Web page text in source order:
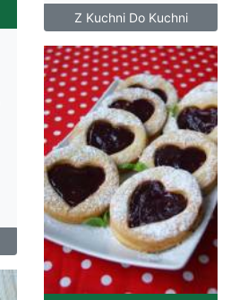
Z Kuchni Do Kuchni